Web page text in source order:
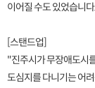
이어질 수도 있었습니다.
[스탠드업]
"진주시가 무장애도시
도심지를 다니기는 어